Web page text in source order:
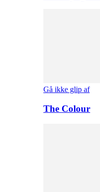
Gå ikke glip af
The Colour